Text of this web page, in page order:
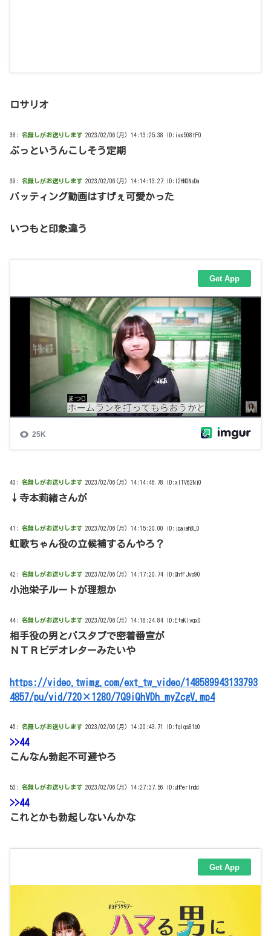
ロサリオ
38: 名無しがお送りします 2023/02/06(月) 14:13:25.38 ID:iax508tF0
ぶっというんこしそう定期
39: 名無しがお送りします 2023/02/06(月) 14:14:13.27 ID:I2HN0NsDa
バッティング動画はすげぇ可愛かった
いつもと印象違う
40: 名無しがお送りします 2023/02/06(月) 14:14:46.78 ID:xITV62Nj0
↓寺本莉緒さんが
41: 名無しがお送りします 2023/02/06(月) 14:15:20.00 ID:jpaiah8L0
虹歌ちゃん役の立候補するんやろ？
42: 名無しがお送りします 2023/02/06(月) 14:17:20.74 ID:QhfFJvo90
小池栄子ルートが理想か
44: 名無しがお送りします 2023/02/06(月) 14:18:24.84 ID:E+aKlvqx0
相手役の男とバスタブで密着番宣が
ＮＴＲビデオレターみたいや
https://video.twimg.com/ext_tw_video/148589943133793
4857/pu/vid/720×1280/7Q9iQhVDh_myZcgV.mp4
46: 名無しがお送りします 2023/02/06(月) 14:20:43.71 ID:fqIqs81b0
>>44
こんなん勃起不可避やろ
53: 名無しがお送りします 2023/02/06(月) 14:27:37.56 ID:uHPerlndd
>>44
これとかも勃起しないんかな